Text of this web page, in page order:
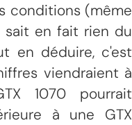
conditions (même
sait en fait rien du
en déduire, c'est
viendraient à
1070 pourrait
à une GTX